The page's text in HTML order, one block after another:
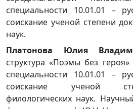
специальности 10.01.01 –
соискание ученой степени
наук.
Платонова Юлия
структура «Поэмы без
специальности 10.01.01 –
соискание ученой
филологических наук.